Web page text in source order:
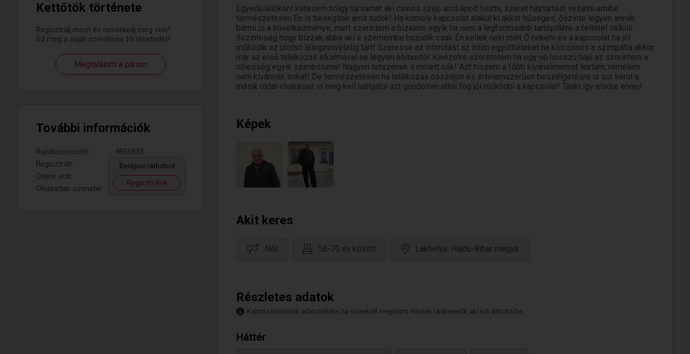
Kettőtök története
Regisztrálj most és ismerkedj meg vele!
Írd meg a saját szerelmes történetedet!
Megtalálom a párom
További információk
Randiazonosító:
4951833
Regisztrált:
Online volt:
Olvasatlan üzenetei:
Belépve láthatod
Regisztrálok
Egyedülállóként keresem hölgy társamat aki csinos szép arcú ápolt tiszta, szeret háztartást vezetni amibe
természetesen Én is besegítek amit tudok! Ha komoly kapcsolat alakul ki akkor hűséges, őszinte legyen annak
bármi is a következménye, mert szerintem a bizalom egyik ha nem a legfontosabb tartópillére a feltétel nélküli
őszinteség hogy bízzak abba aki a szemembe hazudik csak Én kellek neki mint Ő nekem és a kapcsolat ha jól
működik az utolsó lélegzetvételig tart! Szeresse az intimitást az intim együttléteket ha kölcsönös a szimpátia akkor
már az első találkozás alkalmával se legyen elutasító! Kinézetre szeretetem ha egy nő hosszú hajú az szerintem a
nőiesség egyik szimbóluma! Nagyon tetszenek a molett nők! Azt hiszem a főbb kívánalmaimat leírtam, remélem
nem kívánnék sokat! De természetesen ha találkozás összejön és értelemszerűen beszélgetésre is sor kerül a
másik oldal elvárásait is meg kell hallgatni azt gondolom attól fog jól működni a kapcsolat! Talán így elsőre ennyi!
Képek
Akit keres
Nőt 56-70 év között Lakhelye: Hajdú-Bihar megye
Részletes adatok
Kattints bármelyik adatcímkére, ha szeretnél megnézni minden társkeresőt, aki ezt állította be.
Háttér